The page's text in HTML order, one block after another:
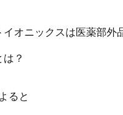
イオニックスは医薬部外
は？
ると